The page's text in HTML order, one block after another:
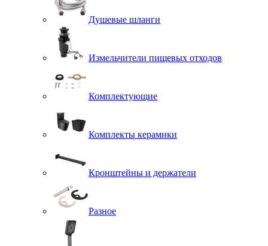
Душевые шланги
Измельчители пищевых отходов
Комплектующие
Комплекты керамики
Кронштейны и держатели
Разное